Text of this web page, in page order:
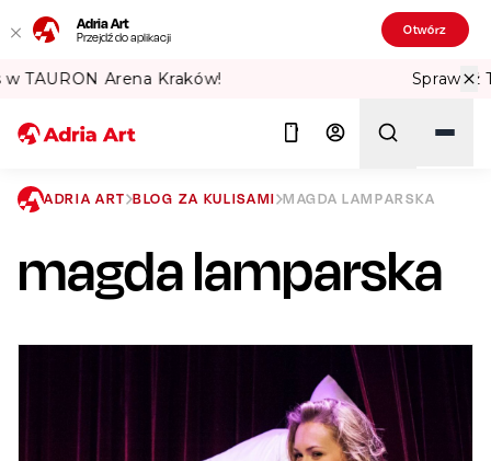
Adria Art
Przejdź do aplikacji Otwórz
Sprawdź Teatralne Lato w PKiN! 🏛️
ADRIA ART BLOG ZA KULISAMI MAGDA LAMPARSKA
magda lamparska